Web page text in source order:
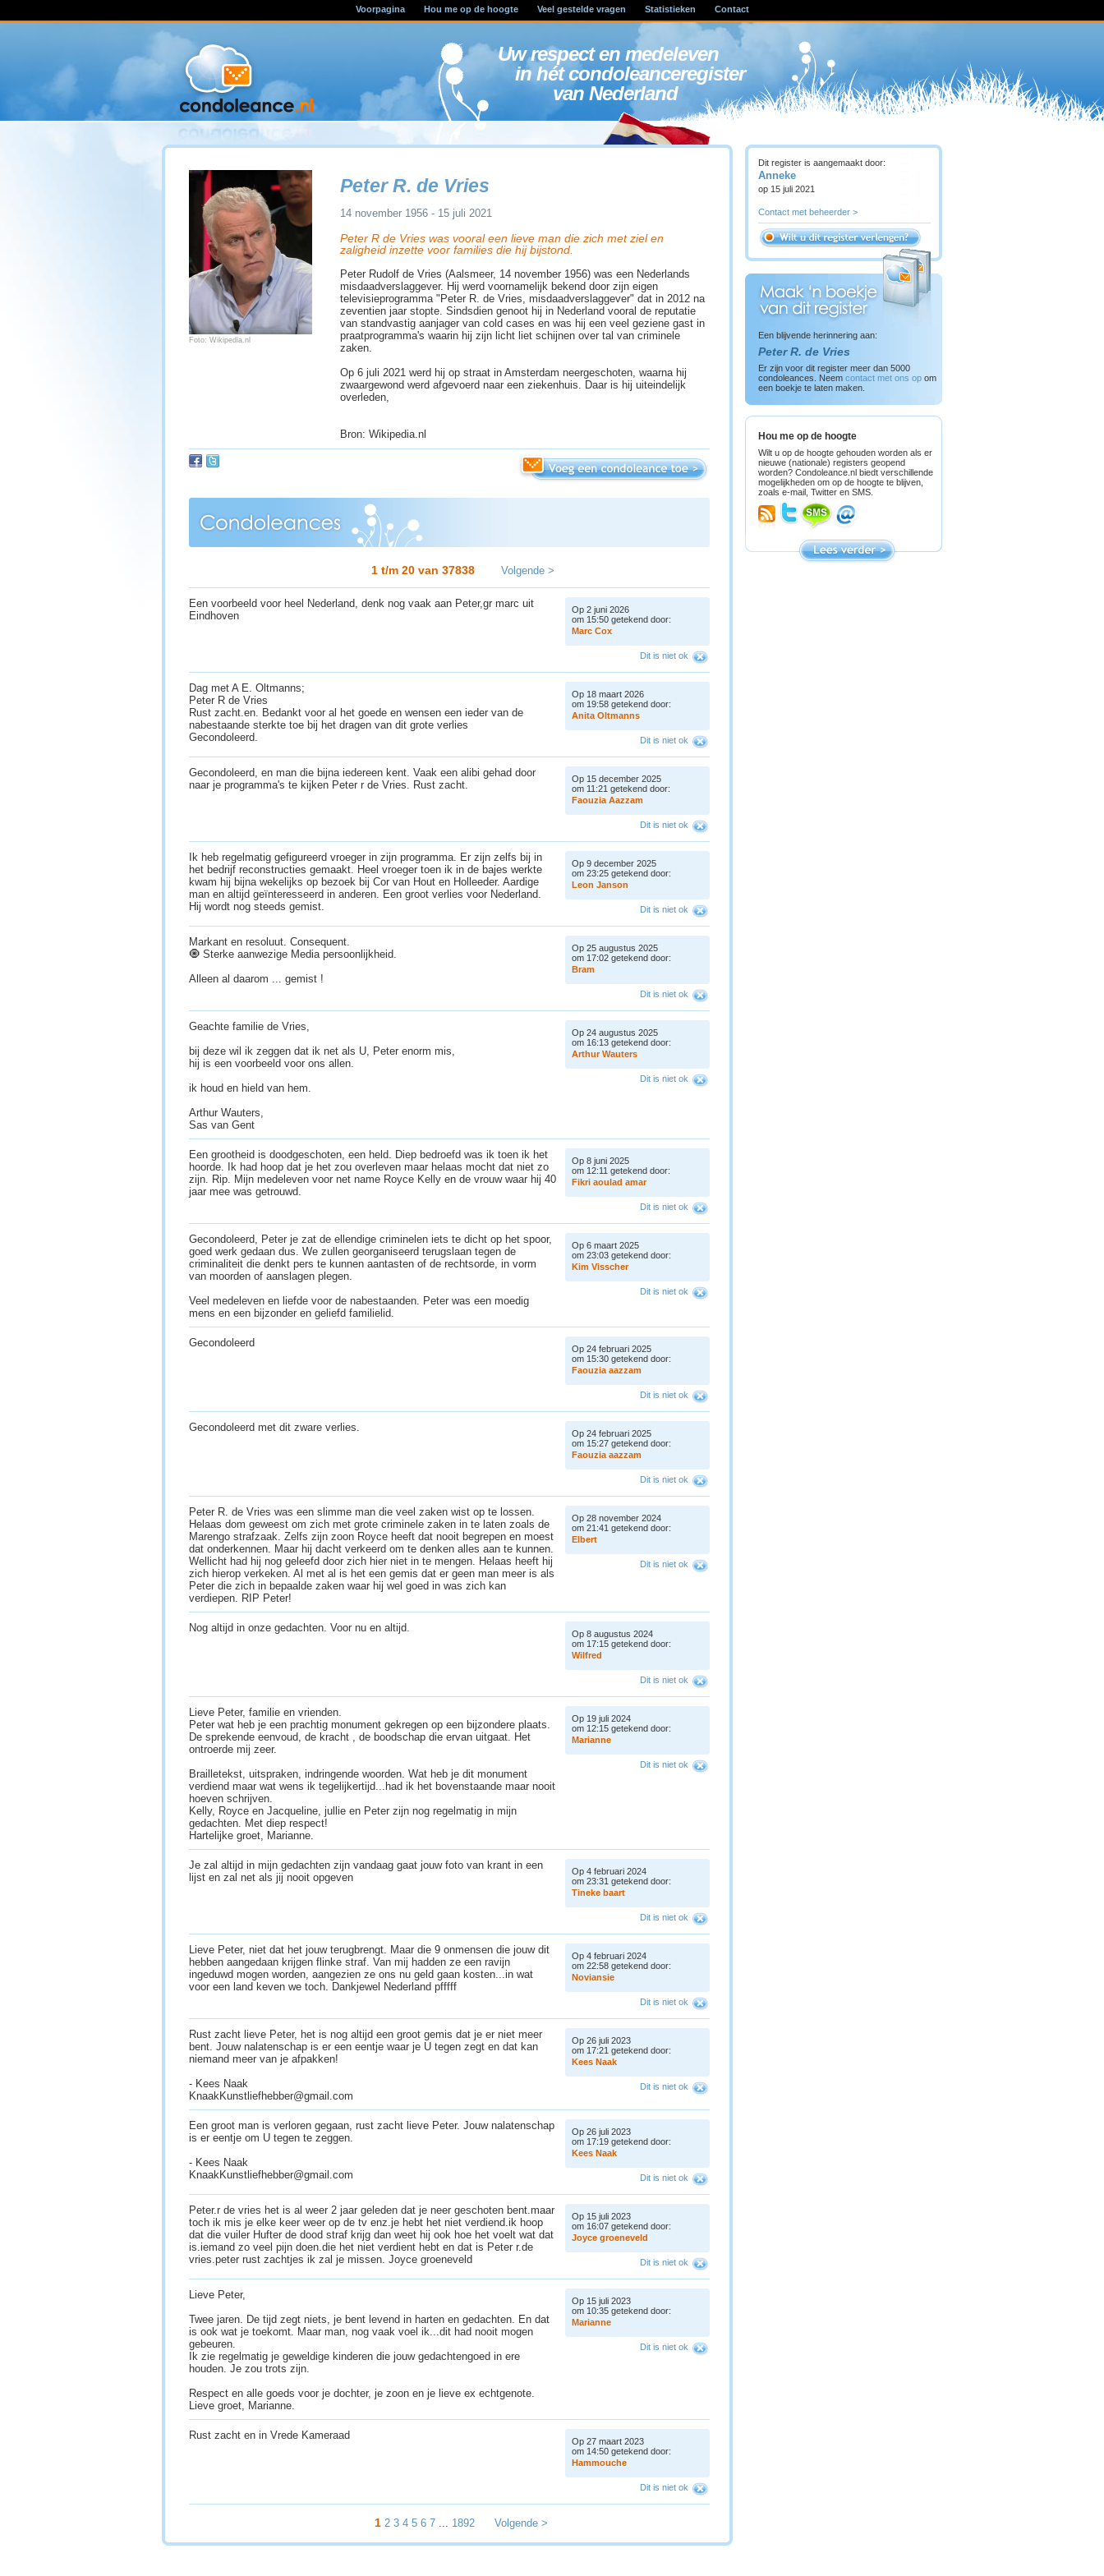
Voorpagina Hou me op de hoogte Veel gestelde vragen Statistieken Contact
Uw respect en medeleven
in hét condoleanceregister
van Nederland
Foto: Wikipedia.nl
Peter R. de Vries
14 november 1956 - 15 juli 2021
Peter R de Vries was vooral een lieve man die zich met ziel en
zaligheid inzette voor families die hij bijstond.
Peter Rudolf de Vries (Aalsmeer, 14 november 1956) was een Nederlands
misdaadverslaggever. Hij werd voornamelijk bekend door zijn eigen
televisieprogramma "Peter R. de Vries, misdaadverslaggever" dat in 2012 na
zeventien jaar stopte. Sindsdien genoot hij in Nederland vooral de reputatie
van standvastig aanjager van cold cases en was hij een veel geziene gast in
praatprogramma's waarin hij zijn licht liet schijnen over tal van criminele
zaken.
Op 6 juli 2021 werd hij op straat in Amsterdam neergeschoten, waarna hij
zwaargewond werd afgevoerd naar een ziekenhuis. Daar is hij uiteindelijk
overleden,
Bron: Wikipedia.nl
1 t/m 20 van 37838 Volgende >
Een voorbeeld voor heel Nederland, denk nog vaak aan Peter,gr marc uit
Eindhoven
Op 2 juni 2026
om 15:50 getekend door:
Marc Cox
Dit is niet ok
Dag met A E. Oltmanns;
Peter R de Vries
Rust zacht.en. Bedankt voor al het goede en wensen een ieder van de
nabestaande sterkte toe bij het dragen van dit grote verlies
Gecondoleerd.
Op 18 maart 2026
om 19:58 getekend door:
Anita Oltmanns
Dit is niet ok
Gecondoleerd, en man die bijna iedereen kent. Vaak een alibi gehad door
naar je programma's te kijken Peter r de Vries. Rust zacht.
Op 15 december 2025
om 11:21 getekend door:
Faouzia Aazzam
Dit is niet ok
Ik heb regelmatig gefigureerd vroeger in zijn programma. Er zijn zelfs bij in
het bedrijf reconstructies gemaakt. Heel vroeger toen ik in de bajes werkte
kwam hij bijna wekelijks op bezoek bij Cor van Hout en Holleeder. Aardige
man en altijd geïnteresseerd in anderen. Een groot verlies voor Nederland.
Hij wordt nog steeds gemist.
Op 9 december 2025
om 23:25 getekend door:
Leon Janson
Dit is niet ok
Markant en resoluut. Consequent.
🧿 Sterke aanwezige Media persoonlijkheid.
Alleen al daarom ... gemist !
Op 25 augustus 2025
om 17:02 getekend door:
Bram
Dit is niet ok
Geachte familie de Vries,
bij deze wil ik zeggen dat ik net als U, Peter enorm mis,
hij is een voorbeeld voor ons allen.
ik houd en hield van hem.
Arthur Wauters,
Sas van Gent
Op 24 augustus 2025
om 16:13 getekend door:
Arthur Wauters
Dit is niet ok
Een grootheid is doodgeschoten, een held. Diep bedroefd was ik toen ik het
hoorde. Ik had hoop dat je het zou overleven maar helaas mocht dat niet zo
zijn. Rip. Mijn medeleven voor net name Royce Kelly en de vrouw waar hij 40
jaar mee was getrouwd.
Op 8 juni 2025
om 12:11 getekend door:
Fikri aoulad amar
Dit is niet ok
Gecondoleerd, Peter je zat de ellendige criminelen iets te dicht op het spoor,
goed werk gedaan dus. We zullen georganiseerd terugslaan tegen de
criminaliteit die denkt pers te kunnen aantasten of de rechtsorde, in vorm
van moorden of aanslagen plegen.
Veel medeleven en liefde voor de nabestaanden. Peter was een moedig
mens en een bijzonder en geliefd familielid.
Op 6 maart 2025
om 23:03 getekend door:
Kim Visscher
Dit is niet ok
Gecondoleerd
Op 24 februari 2025
om 15:30 getekend door:
Faouzia aazzam
Dit is niet ok
Gecondoleerd met dit zware verlies.
Op 24 februari 2025
om 15:27 getekend door:
Faouzia aazzam
Dit is niet ok
Peter R. de Vries was een slimme man die veel zaken wist op te lossen.
Helaas dom geweest om zich met grote criminele zaken in te laten zoals de
Marengo strafzaak. Zelfs zijn zoon Royce heeft dat nooit begrepen en moest
dat onderkennen. Maar hij dacht verkeerd om te denken alles aan te kunnen.
Wellicht had hij nog geleefd door zich hier niet in te mengen. Helaas heeft hij
zich hierop verkeken. Al met al is het een gemis dat er geen man meer is als
Peter die zich in bepaalde zaken waar hij wel goed in was zich kan
verdiepen. RIP Peter!
Op 28 november 2024
om 21:41 getekend door:
Elbert
Dit is niet ok
Nog altijd in onze gedachten. Voor nu en altijd.
Op 8 augustus 2024
om 17:15 getekend door:
Wilfred
Dit is niet ok
Lieve Peter, familie en vrienden.
Peter wat heb je een prachtig monument gekregen op een bijzondere plaats.
De sprekende eenvoud, de kracht , de boodschap die ervan uitgaat. Het
ontroerde mij zeer.
Brailletekst, uitspraken, indringende woorden. Wat heb je dit monument
verdiend maar wat wens ik tegelijkertijd...had ik het bovenstaande maar nooit
hoeven schrijven.
Kelly, Royce en Jacqueline, jullie en Peter zijn nog regelmatig in mijn
gedachten. Met diep respect!
Hartelijke groet, Marianne.
Op 19 juli 2024
om 12:15 getekend door:
Marianne
Dit is niet ok
Je zal altijd in mijn gedachten zijn vandaag gaat jouw foto van krant in een
lijst en zal net als jij nooit opgeven
Op 4 februari 2024
om 23:31 getekend door:
Tineke baart
Dit is niet ok
Lieve Peter, niet dat het jouw terugbrengt. Maar die 9 onmensen die jouw dit
hebben aangedaan krijgen flinke straf. Van mij hadden ze een ravijn
ingeduwd mogen worden, aangezien ze ons nu geld gaan kosten...in wat
voor een land keven we toch. Dankjewel Nederland pfffff
Op 4 februari 2024
om 22:58 getekend door:
Noviansie
Dit is niet ok
Rust zacht lieve Peter, het is nog altijd een groot gemis dat je er niet meer
bent. Jouw nalatenschap is er een eentje waar je U tegen zegt en dat kan
niemand meer van je afpakken!
- Kees Naak
KnaakKunstliefhebber@gmail.com
Op 26 juli 2023
om 17:21 getekend door:
Kees Naak
Dit is niet ok
Een groot man is verloren gegaan, rust zacht lieve Peter. Jouw nalatenschap
is er eentje om U tegen te zeggen.
- Kees Naak
KnaakKunstliefhebber@gmail.com
Op 26 juli 2023
om 17:19 getekend door:
Kees Naak
Dit is niet ok
Peter.r de vries het is al weer 2 jaar geleden dat je neer geschoten bent.maar
toch ik mis je elke keer weer op de tv enz.je hebt het niet verdiend.ik hoop
dat die vuiler Hufter de dood straf krijg dan weet hij ook hoe het voelt wat dat
is.iemand zo veel pijn doen.die het niet verdient hebt en dat is Peter r.de
vries.peter rust zachtjes ik zal je missen. Joyce groeneveld
Op 15 juli 2023
om 16:07 getekend door:
Joyce groeneveld
Dit is niet ok
Lieve Peter,
Twee jaren. De tijd zegt niets, je bent levend in harten en gedachten. En dat
is ook wat je toekomt. Maar man, nog vaak voel ik...dit had nooit mogen
gebeuren.
Ik zie regelmatig je geweldige kinderen die jouw gedachtengoed in ere
houden. Je zou trots zijn.
Respect en alle goeds voor je dochter, je zoon en je lieve ex echtgenote.
Lieve groet, Marianne.
Op 15 juli 2023
om 10:35 getekend door:
Marianne
Dit is niet ok
Rust zacht en in Vrede Kameraad
Op 27 maart 2023
om 14:50 getekend door:
Hammouche
Dit is niet ok
1 2 3 4 5 6 7... 1892 Volgende >
Dit register is aangemaakt door:
Anneke
op 15 juli 2021
Contact met beheerder >
Een blijvende herinnering aan:
Peter R. de Vries
Er zijn voor dit register meer dan 5000
condoleances. Neem contact met ons op om
een boekje te laten maken.
Hou me op de hoogte
Wilt u op de hoogte gehouden worden als er
nieuwe (nationale) registers geopend
worden? Condoleance.nl biedt verschillende
mogelijkheden om op de hoogte te blijven,
zoals e-mail, Twitter en SMS.